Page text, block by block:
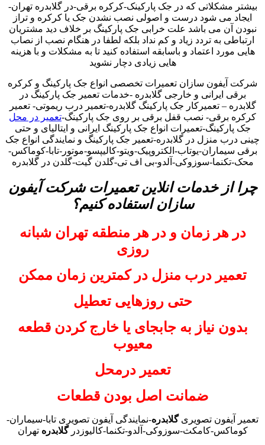
بیشتر مشکلاتی که در جک پارکینک-کرکره برقی-در گلابدره تهران-
ایجاد می شود درست و اصولی نصب نشدن جک یا کرکره و تراز
نبودن آن می باشد علت خرابی جک پارکینگ بر خلاف دید مشتریان
ارتباطی به تردد زیاد و کم نداد بلکه لطفا در هنگام نصب از نصاب
هایی مورد اعتماد و باسابقه استفاده کنید تا به مشکلات و با هزینه
هایی زیادی دچار نشوید
شرکت آیفون سازان تعمیرات تخصصی انواع جک پارکینگ و کرکره
برقی ایرانی و خارجی گلابدره -خدمات تعمیر جک پارکینگ در
گلابدره – تعمیرکار جک پارکینگ گلابدره-تعمیر درب ریموتی- تعمیر
کرکره برقی- نصب قفل برقی بر روی جک پارکینگ-تعمیر در محل
جک پارکینگ-تعمیرات انواع جک پارکینگ ایرانی و ایتالیای و حتی
چینی درب منزل در گلابدره-تعمیر جک پارکینگ و نمایندگی انواع جک
برقی سیماران-یوتاب-الکتروپیک-ویتو-کالیپسو-موتور-تابا-کوماکس-
محک-تکنما-سوزوکی-آلدو-بی اف تی-گلدن گیت-گلدن در گلابدره
چرا از خدمات انلاین تعمیرات شرکت آیفون
سازان استفاده کنیم؟
در هر زمان و در هر منطقه تهران شبانه
روزی
تعمیر درب منزل در کمترین زمان ممکن
حتی روزهایی تعطیل
بدون نیاز به جابجای یا خارج کردن قطعه
معیوب
تعمیر درمحل
ضمانت اصل بودن قطعات
تعمیر آیفون تصویریگلابدره-نمایندگی آیفون تصویری تابا-سیماران-
کوماکس-کامکث-سوزوکی-آلدو-تکنما-کالیوزدرگلابدره تهران